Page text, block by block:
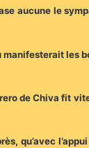
aucune le
manifesterait les
de Chiva fit
qu’avec